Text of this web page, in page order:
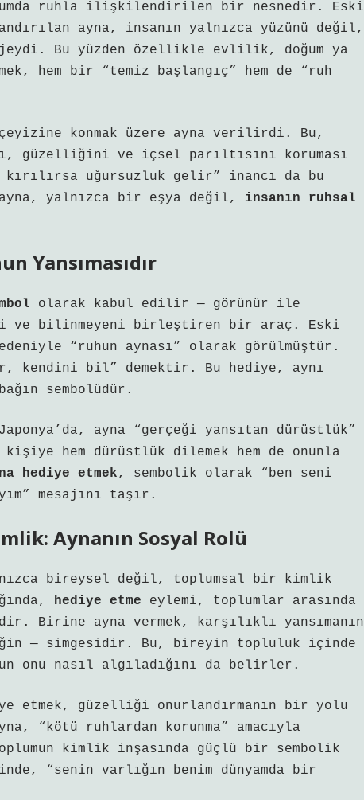
ruhla ilişkilendirilen bir nesnedir. Eski
ayna, insanın yalnızca yüzünü değil,
Bu yüzden özellikle evlilik, doğum ya
hem bir “temiz başlangıç” hem de “ruh
konmak üzere ayna verilirdi. Bu,
güzelliğini ve içsel parıltısını koruması
kırılırsa uğursuzluk gelir” inancı da bu
yalnızca bir eşya değil, insanın ruhsal
Yansımasıdır
olarak kabul edilir — görünür ile
ve bilinmeyeni birleştiren bir araç. Eski
“ruhun aynası” olarak görülmüştür.
kendini bil” demektir. Bu hediye, aynı
sembolüdür.
ayna “gerçeği yansıtan dürüstlük”
hem dürüstlük dilemek hem de onunla
hediye etmek, sembolik olarak “ben seni
mesajını taşır.
Aynanın Sosyal Rolü
bireysel değil, toplumsal bir kimlik
hediye etme eylemi, toplumlar arasında
Birine ayna vermek, karşılıklı yansımanın
— simgesidir. Bu, bireyin topluluk içinde
onu nasıl algıladığını da belirler.
etmek, güzelliği onurlandırmanın bir yolu
“kötü ruhlardan korunma” amacıyla
kimlik inşasında güçlü bir sembolik
“senin varlığın benim dünyamda bir